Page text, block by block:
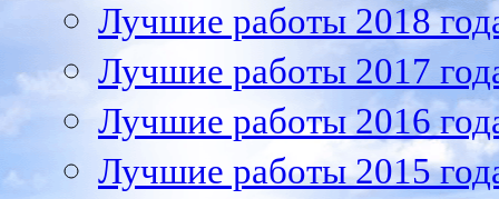
Лучшие работы 2018
Лучшие работы 2017
Лучшие работы 2016
Лучшие работы 2015